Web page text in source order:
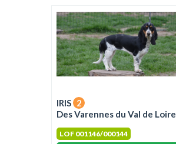
IRIS 2
Des Varennes du Val de Loire
LOF 001146/000144